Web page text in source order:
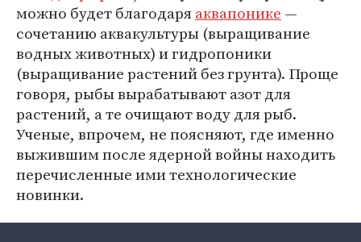
можно будет благодаряаквапонике —
сочетанию аквакультуры (выращивание
водных животных) и гидропоники
(выращивание растений без грунта). Проще
говоря, рыбы вырабатывают азот для
растений, а те очищают воду для рыб.
Ученые, впрочем, не поясняют, где именно
выжившим после ядерной войны находить
перечисленные ими технологические
новинки.